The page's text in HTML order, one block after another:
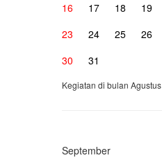
16
17 18 19
23
24 25 26
30
31
Kegiatan di bulan Agustus
September